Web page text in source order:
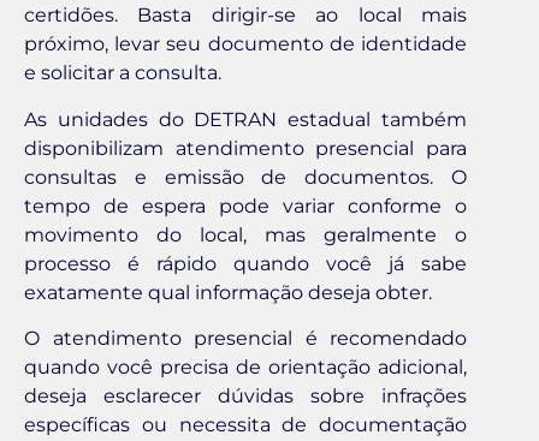
certidões. Basta dirigir-se ao local mais
próximo, levar seu documento de identidade
e solicitar a consulta.
As unidades do DETRAN estadual também
disponibilizam atendimento presencial para
consultas e emissão de documentos. O
tempo de espera pode variar conforme o
movimento do local, mas geralmente o
processo é rápido quando você já sabe
exatamente qual informação deseja obter.
O atendimento presencial é recomendado
quando você precisa de orientação adicional,
deseja esclarecer dúvidas sobre infrações
específicas ou necessita de documentação